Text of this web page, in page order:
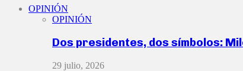
OPINIÓN
OPINIÓN
Dos presidentes, dos símbolos:
29 julio, 2026